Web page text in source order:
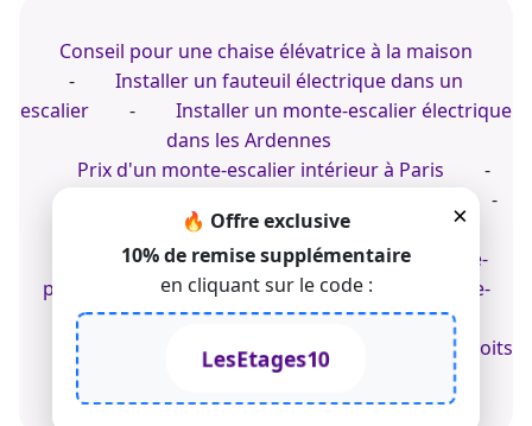
×
🔥 Offre exclusive
10% de remise supplémentaire
en cliquant sur le code :
LesEtages10
Conseil pour une chaise élévatrice à la maison
-
Installer un fauteuil électrique dans un
escalier
-
Installer un monte-escalier électrique
dans les Ardennes
Prix d'un monte-escalier intérieur à Paris
-
-
Prix d'un monte-escalier à Figeac
Acheter un monte-personne
-
Monte-
personne dans le Lot
-
Installer un monte-
escalier en extérieur
© 2022-2026 TK Home Solutions - CGV - Tous droits
réservés